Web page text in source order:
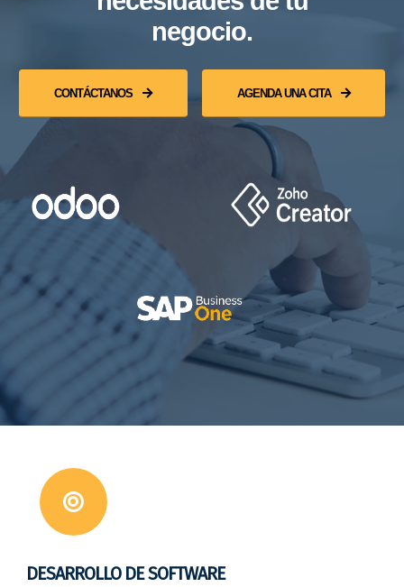
negocio.
CONTÁCTANOS AGENDA UNA CITA
DESARROLLO DE SOFTWARE